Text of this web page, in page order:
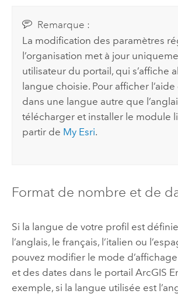
Remarque :
La modification des paramètres
l’organisation met à jour
utilisateur du portail, qui s’affiche
langue choisie. Pour afficher
dans une langue autre que
télécharger et installer le module
partir de My Esri.
Format de nombre et de
Si la langue de votre profil est
l’anglais, le français, l’italien ou
pouvez modifier le mode
et des dates dans le portail ArcGIS
exemple, si la langue utilisée est